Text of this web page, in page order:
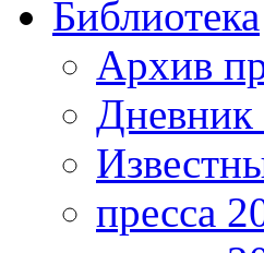
Библиотека
Архив
Дневник
пресса